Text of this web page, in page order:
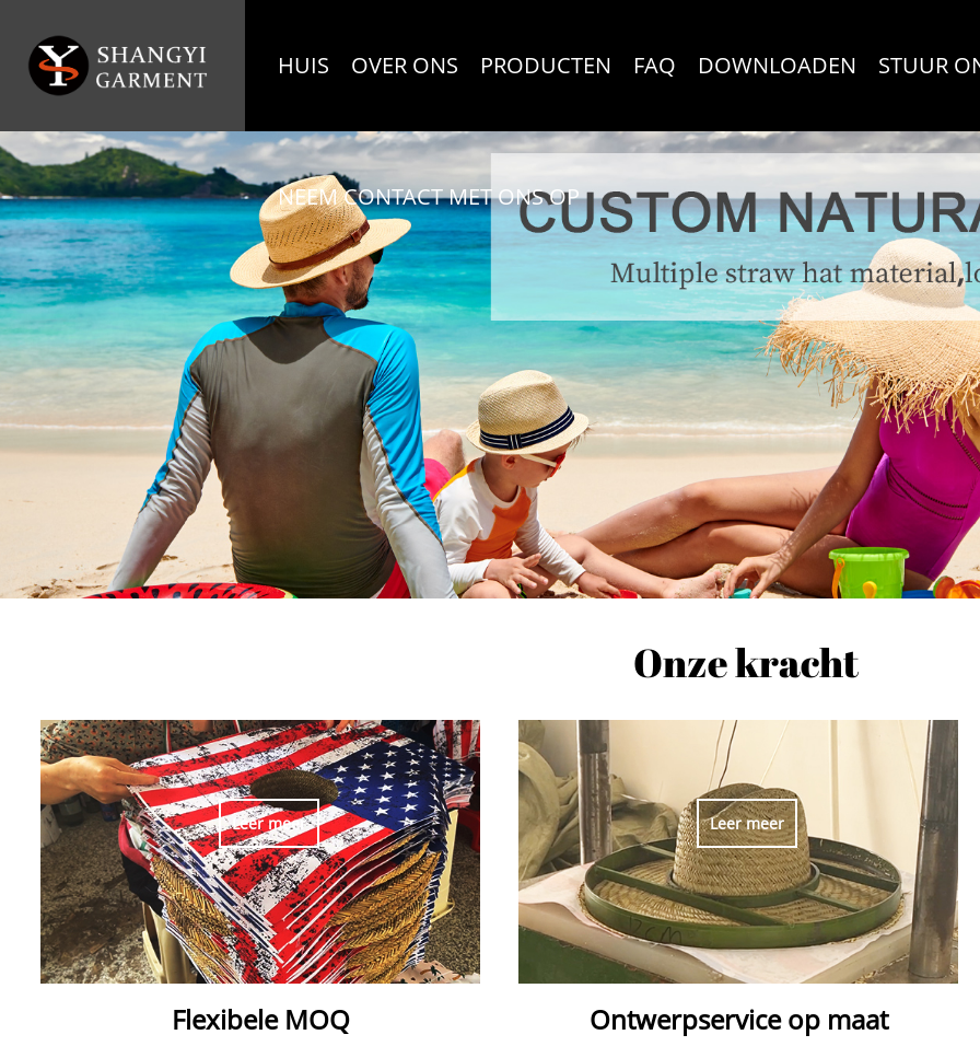
HUIS OVER ONS PRODUCTEN FAQ DOWNLOADEN STUUR
NEEM CONTACT MET ONS OP
Onze kracht
Leer meer
Flexibele MOQ
Leer meer
Ontwerpservice op maat